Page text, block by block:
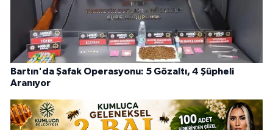
Bartın'da Şafak Operasyonu: 5 Gözaltı, 4 Şüpheli
Aranıyor